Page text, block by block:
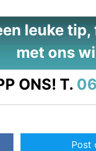
leuke
met ons
ONS! T.
Post